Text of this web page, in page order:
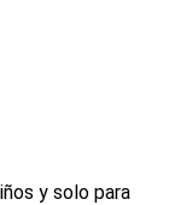
y solo para